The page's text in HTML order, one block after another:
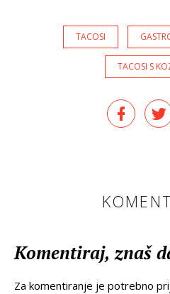
TACOSI
TACOSI S
Komentiraj, znaš
Za komentiranje je potrebno